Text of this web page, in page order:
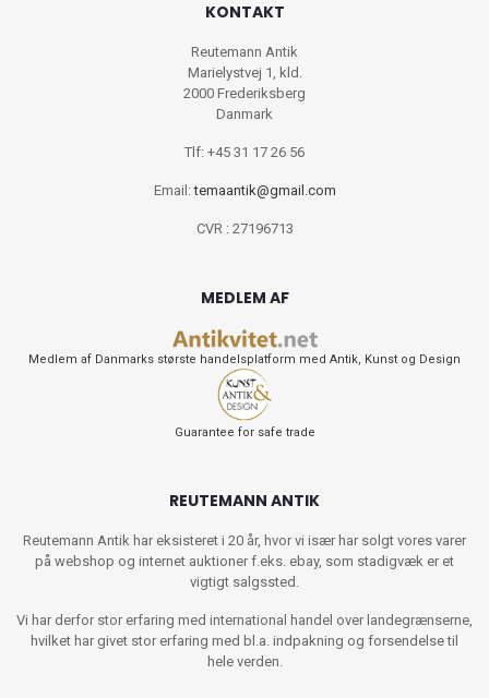
KONTAKT
Reutemann Antik
Marielystvej 1, kld.
2000 Frederiksberg
Danmark
Tlf: +45 31 17 26 56
Email:temaantik@gmail.com
CVR : 27196713
MEDLEM AF
Medlem af Danmarks største handelsplatform med Antik, Kunst og Design
Guarantee for safe trade
REUTEMANN ANTIK
Reutemann Antik har eksisteret i 20 år, hvor vi især har solgt vores varer
på webshop og internet auktioner f.eks. ebay, som stadigvæk er et
vigtigt salgssted.
Vi har derfor stor erfaring med international handel over landegrænserne,
hvilket har givet stor erfaring med bl.a. indpakning og forsendelse til
hele verden.